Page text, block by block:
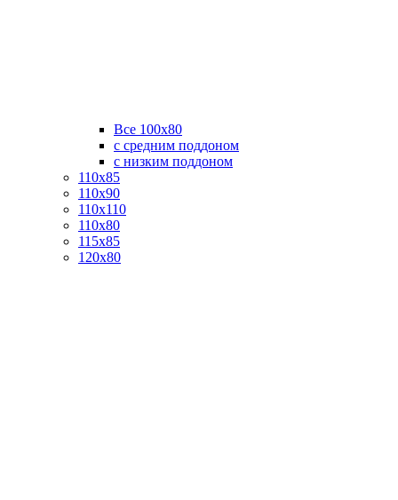
Все 100х80
с средним поддоном
с низким поддоном
110х85
110х90
110х110
110х80
115х85
120х80